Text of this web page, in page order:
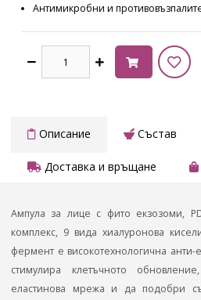
Антимикробни и
Описание Състав
Доставка и връщане
Ампула за лице с фито екзозоми,
комплекс, 9 вида хиалуронова
фермент е високотехнологична
стимулира клетъчното
еластинова мрежа и да подобри